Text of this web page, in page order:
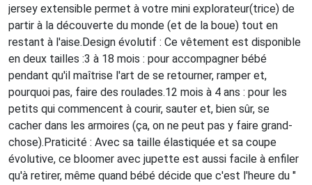
jersey extensible permet à votre mini explorateur(trice) de
partir à la découverte du monde (et de la boue) tout en
restant à l'aise.Design évolutif : Ce vêtement est disponible
en deux tailles :3 à 18 mois : pour accompagner bébé
pendant qu'il maîtrise l'art de se retourner, ramper et,
pourquoi pas, faire des roulades.12 mois à 4 ans : pour les
petits qui commencent à courir, sauter et, bien sûr, se
cacher dans les armoires (ça, on ne peut pas y faire grand-
chose).Praticité : Avec sa taille élastiquée et sa coupe
évolutive, ce bloomer avec jupette est aussi facile à enfiler
qu'à retirer, même quand bébé décide que c'est l'heure du "